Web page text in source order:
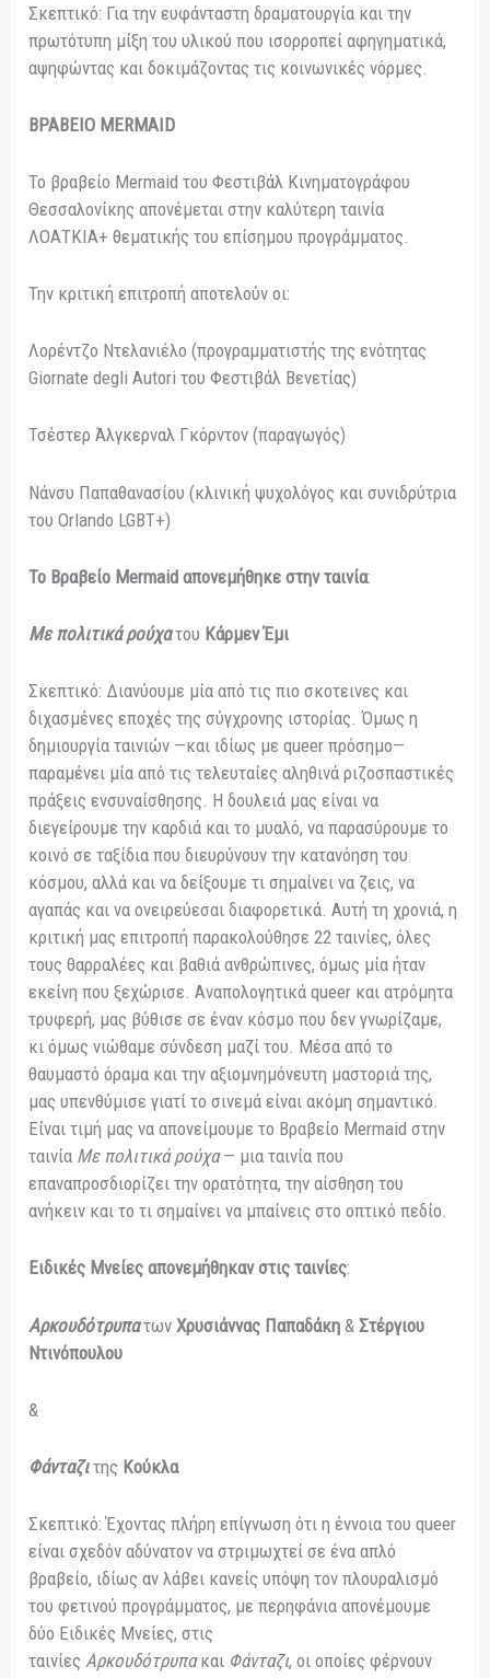
Σκεπτικό: Για την ευφάνταστη δραματουργία και την
πρωτότυπη μίξη του υλικού που ισορροπεί αφηγηματικά,
αψηφώντας και δοκιμάζοντας τις κοινωνικές νόρμες.
ΒΡΑΒΕΙΟ MERMAID
Το βραβείο Mermaid του Φεστιβάλ Κινηματογράφου
Θεσσαλονίκης απονέμεται στην καλύτερη ταινία
ΛΟΑΤΚΙΑ+ θεματικής του επίσημου προγράμματος.
Την κριτική επιτροπή αποτελούν οι:
Λορέντζο Ντελανιέλο (προγραμματιστής της ενότητας
Giornate degli Autori του Φεστιβάλ Βενετίας)
Τσέστερ Άλγκερναλ Γκόρντον (παραγωγός)
Νάνσυ Παπαθανασίου (κλινική ψυχολόγος και συνιδρύτρια
του Orlando LGBT+)
Το Βραβείο Mermaid απονεμήθηκε στην ταινία:
Με πολιτικά ρούχατου Κάρμεν Έμι
Σκεπτικό: Διανύουμε μία από τις πιο σκοτεινες και
διχασμένες εποχές της σύγχρονης ιστορίας. Όμως η
δημιουργία ταινιών —και ιδίως με queer πρόσημο—
παραμένει μία από τις τελευταίες αληθινά ριζοσπαστικές
πράξεις ενσυναίσθησης. Η δουλειά μας είναι να
διεγείρουμε την καρδιά και το μυαλό, να παρασύρουμε το
κοινό σε ταξίδια που διευρύνουν την κατανόηση του
κόσμου, αλλά και να δείξουμε τι σημαίνει να ζεις, να
αγαπάς και να ονειρεύεσαι διαφορετικά. Αυτή τη χρονιά, η
κριτική μας επιτροπή παρακολούθησε 22 ταινίες, όλες
τους θαρραλέες και βαθιά ανθρώπινες, όμως μία ήταν
εκείνη που ξεχώρισε. Αναπολογητικά queer και ατρόμητα
τρυφερή, μας βύθισε σε έναν κόσμο που δεν γνωρίζαμε,
κι όμως νιώθαμε σύνδεση μαζί του. Μέσα από το
θαυμαστό όραμα και την αξιομνημόνευτη μαστοριά της,
μας υπενθύμισε γιατί το σινεμά είναι ακόμη σημαντικό.
Είναι τιμή μας να απονείμουμε το Βραβείο Mermaid στην
ταινία Με πολιτικά ρούχα— μια ταινία που
επαναπροσδιορίζει την ορατότητα, την αίσθηση του
ανήκειν και το τι σημαίνει να μπαίνεις στο οπτικό πεδίο.
Ειδικές Μνείες απονεμήθηκαν στις ταινίες:
ΑρκουδότρυπατωνΧρυσιάννας Παπαδάκη &Στέργιου
Ντινόπουλου
&
Φάνταζιτης Κούκλα
Σκεπτικό: Έχοντας πλήρη επίγνωση ότι η έννοια του queer
είναι σχεδόν αδύνατον να στριμωχτεί σε ένα απλό
βραβείο, ιδίως αν λάβει κανείς υπόψη τον πλουραλισμό
του φετινού προγράμματος, με περηφάνια απονέμουμε
δύο Ειδικές Μνείες, στις
ταινίεςΑρκουδότρυπακαι Φάνταζι, οι οποίες φέρνουν